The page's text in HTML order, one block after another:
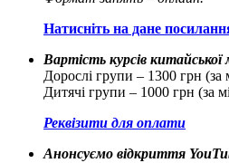
Натисніть на дане
Вартість курсів
Дорослі групи – 1300 грн
Дитячі групи – 1000 грн (за
Реквізити для оплати
Анонсуємо відкриття